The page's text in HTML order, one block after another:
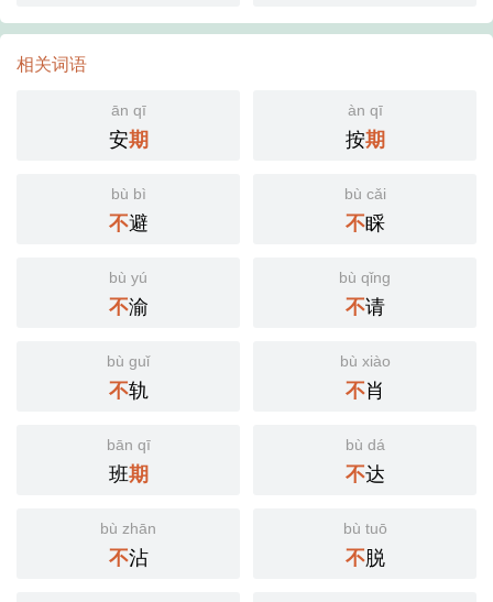
相关词语
ān qī
安期
àn qī
按期
bù bì
不避
bù cǎi
不睬
bù yú
不渝
bù qǐng
不请
bù guǐ
不轨
bù xiào
不肖
bān qī
班期
bù dá
不达
bù zhān
不沾
bù tuō
不脱